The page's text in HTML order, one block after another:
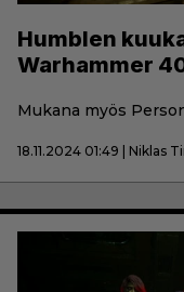
Humblen
Warhammer
Mukana myös
18.11.2024 01:49 | Niklas